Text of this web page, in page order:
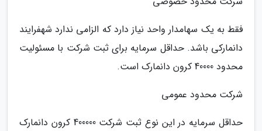
فقط به یک سهامدار واحد نیاز دارد که الزامی ندارد شهفرایند
دانمارکی باشد. حداقل سرمایه برای ثبت شرکت با مسئولیت
محدود 40000 کرون دانمارک است.
شرکت محدود عمومی
حداقل سرمایه در این نوع ثبت شرکت 400000 کرون دانمارک